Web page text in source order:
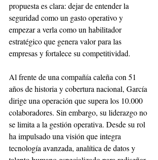
propuesta es clara: dejar de entender la
seguridad como un gasto operativo y
empezar a verla como un habilitador
estratégico que genera valor para las
empresas y fortalece su competitividad.
Al frente de una compañía caleña con 51
años de historia y cobertura nacional, García
dirige una operación que supera los 10.000
colaboradores. Sin embargo, su liderazgo no
se limita a la gestión operativa. Desde su rol
ha impulsado una visión que integra
tecnología avanzada, analítica de datos y